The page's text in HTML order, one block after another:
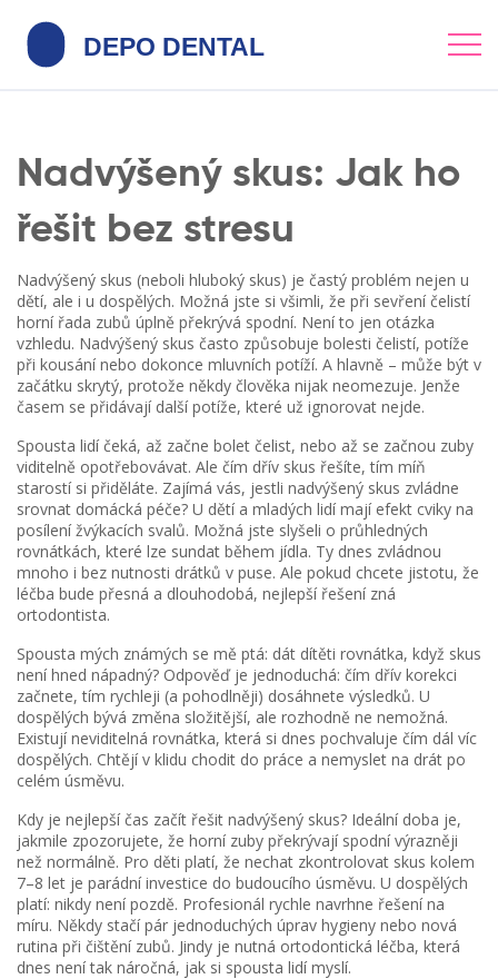
Nadvýšený skus: Jak ho
řešit bez stresu
Nadvýšený skus (neboli hluboký skus) je častý problém nejen u
dětí, ale i u dospělých. Možná jste si všimli, že při sevření čelistí
horní řada zubů úplně překrývá spodní. Není to jen otázka
vzhledu. Nadvýšený skus často způsobuje bolesti čelistí, potíže
při kousání nebo dokonce mluvních potíží. A hlavně – může být v
začátku skrytý, protože někdy člověka nijak neomezuje. Jenže
časem se přidávají další potíže, které už ignorovat nejde.
Spousta lidí čeká, až začne bolet čelist, nebo až se začnou zuby
viditelně opotřebovávat. Ale čím dřív skus řešíte, tím míň
starostí si přiděláte. Zajímá vás, jestli nadvýšený skus zvládne
srovnat domácká péče? U dětí a mladých lidí mají efekt cviky na
posílení žvýkacích svalů. Možná jste slyšeli o průhledných
rovnátkách, které lze sundat během jídla. Ty dnes zvládnou
mnoho i bez nutnosti drátků v puse. Ale pokud chcete jistotu, že
léčba bude přesná a dlouhodobá, nejlepší řešení zná
ortodontista.
Spousta mých známých se mě ptá: dát dítěti rovnátka, když skus
není hned nápadný? Odpověď je jednoduchá: čím dřív korekci
začnete, tím rychleji (a pohodlněji) dosáhnete výsledků. U
dospělých bývá změna složitější, ale rozhodně ne nemožná.
Existují neviditelná rovnátka, která si dnes pochvaluje čím dál víc
dospělých. Chtějí v klidu chodit do práce a nemyslet na drát po
celém úsměvu.
Kdy je nejlepší čas začít řešit nadvýšený skus? Ideální doba je,
jakmile zpozorujete, že horní zuby překrývají spodní výrazněji
než normálně. Pro děti platí, že nechat zkontrolovat skus kolem
7–8 let je parádní investice do budoucího úsměvu. U dospělých
platí: nikdy není pozdě. Profesionál rychle navrhne řešení na
míru. Někdy stačí pár jednoduchých úprav hygieny nebo nová
rutina při čištění zubů. Jindy je nutná ortodontická léčba, která
dnes není tak náročná, jak si spousta lidí myslí.